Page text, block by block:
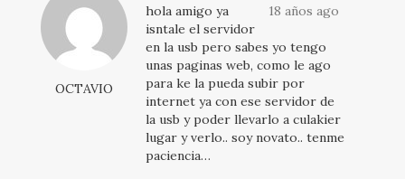
OCTAVIO
18 años ago
hola amigo ya
isntale el servidor
en la usb pero sabes yo tengo
unas paginas web, como le ago
para ke la pueda subir por
internet ya con ese servidor de
la usb y poder llevarlo a culakier
lugar y verlo.. soy novato.. tenme
paciencia…